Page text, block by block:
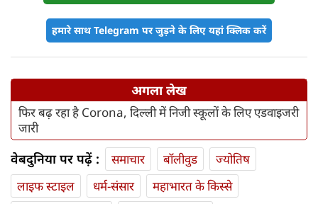
हमारे साथ Telegram पर जुड़ने के लिए यहां क्लिक करें
अगला लेख
फिर बढ़ रहा है Corona, दिल्ली में निजी स्कूलों के लिए एडवाइजरी
जारी
वेबदुनिया पर पढ़ें : समाचार बॉलीवुड
ज्योतिष
लाइफ स्‍टाइल
धर्म-संसार
महाभारत के किस्से